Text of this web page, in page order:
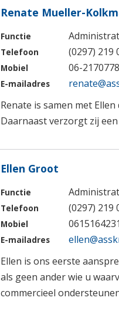
Renate Mueller-
Functie
Telefoon (0297) 219
Mobiel 06-
E-mailadres
Renate is samen met
Daarnaast verzorgt zij
Ellen Groot
Functie
Telefoon (0297) 219
Mobiel 0615164231
E-mailadres
Ellen is ons eerste
als geen ander wie u
commercieel